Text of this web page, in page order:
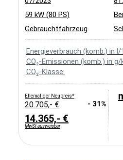
59 kW (80 PS)
Gebrauchtfahrzeug
Energieverbrauch (komb.) in l/
CO₂-Emissionen (komb.) in g/
CO₂-Klasse:
Ehemaliger Neupreis*
20.705,- € - 31%
14.365,- €
MwSt ausweisbar